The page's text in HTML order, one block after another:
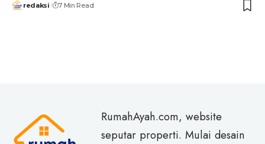
redaksi 7 Min Read
RumahAyah.com, website
seputar properti. Mulai desain